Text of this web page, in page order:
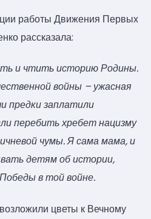
работы Движения Первых
рассказала:
и чтить историю Родины.
войны – ужасная
предки заплатили
перебить хребет нацизму
чумы. Я сама мама, и
детям об истории,
в той войне.
цветы к Вечному